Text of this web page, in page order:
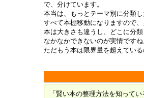
で、分けています。
本当は、もっとテーマ別に分類
すべて本棚移動になりますので
本は大きさも違うし、どこに分
なかなかできないのが実情です
ただもう本は限界量を超えてい
「賢い本の整理方法を知って